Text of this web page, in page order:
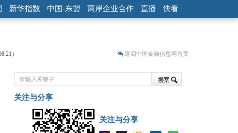
新华指数 中国-东盟 两岸企业合作 直播 快看
）
）
失衡藏
返回中国金融信息网首页
关注与分享
关注与分享